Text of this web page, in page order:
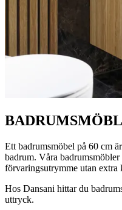
Ett badrumsmöbel på 60 cm
badrum. Våra
förvaringsutrymme utan extra
Hos Dansani hittar du
uttryck.